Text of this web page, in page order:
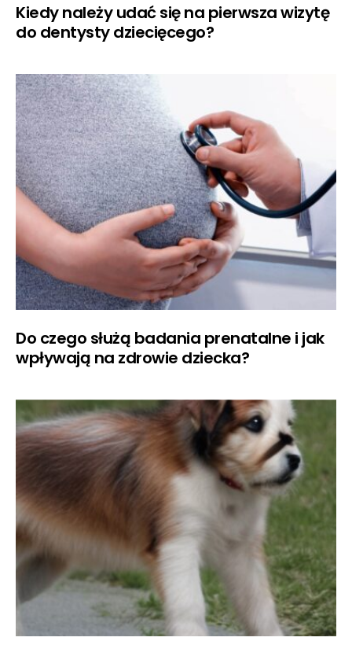
Kiedy należy udać się na pierwsza wizytę
do dentysty dziecięcego?
Do czego służą badania prenatalne i jak
wpływają na zdrowie dziecka?